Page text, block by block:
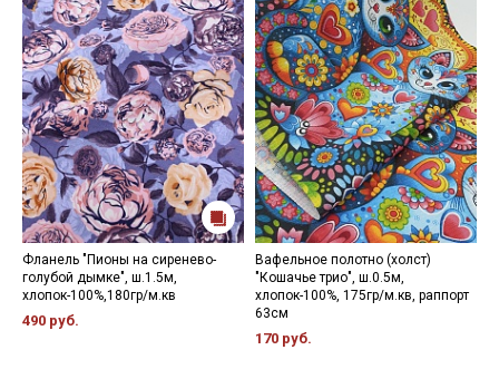
Фланель "Пионы на сиренево-
голубой дымке", ш.1.5м,
хлопок-100%,180гр/м.кв
490 руб.
Вафельное полотно (холст)
"Кошачье трио", ш.0.5м,
хлопок-100%, 175гр/м.кв, раппорт
63см
170 руб.